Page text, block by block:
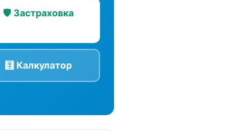
🛡️ Застраховка
🧮 Калкулатор